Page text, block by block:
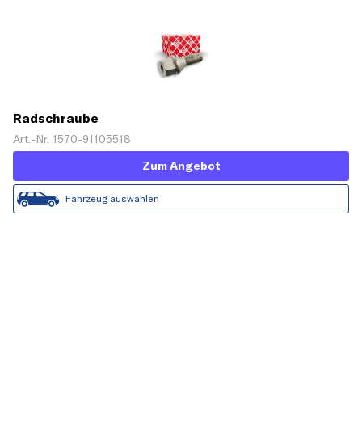
Radschraube
Art.-Nr. 1570-91105518
Zum Angebot
Fahrzeug auswählen